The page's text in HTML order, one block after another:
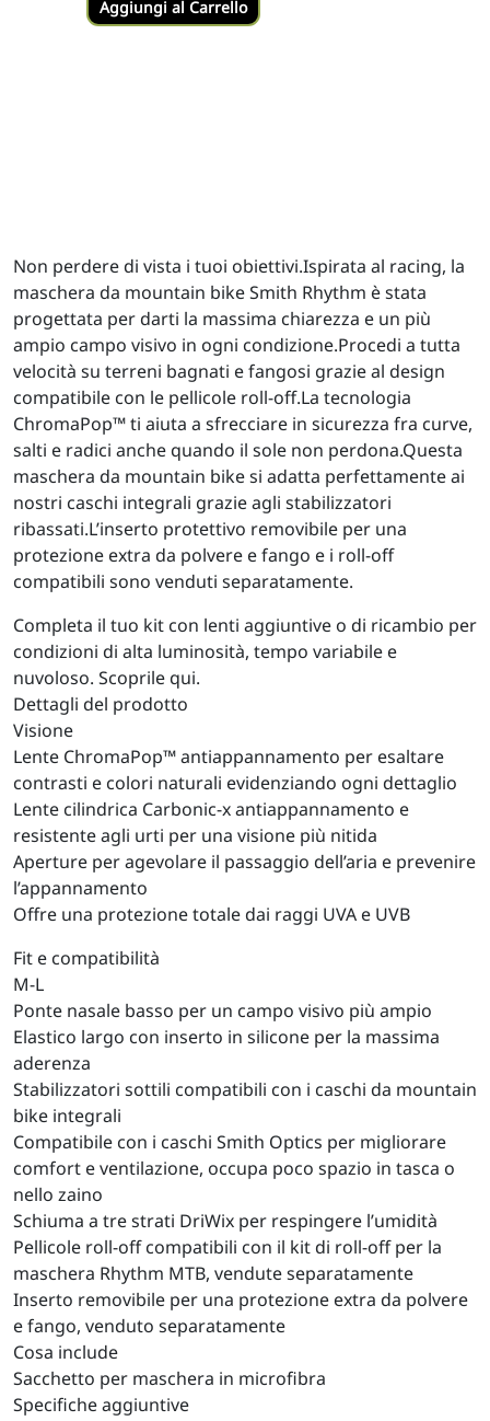
Aggiungi al Carrello
Non perdere di vista i tuoi obiettivi.Ispirata al racing, la
maschera da mountain bike Smith Rhythm è stata
progettata per darti la massima chiarezza e un più
ampio campo visivo in ogni condizione.Procedi a tutta
velocità su terreni bagnati e fangosi grazie al design
compatibile con le pellicole roll-off.La tecnologia
ChromaPop™ ti aiuta a sfrecciare in sicurezza fra curve,
salti e radici anche quando il sole non perdona.Questa
maschera da mountain bike si adatta perfettamente ai
nostri caschi integrali grazie agli stabilizzatori
ribassati.L’inserto protettivo removibile per una
protezione extra da polvere e fango e i roll-off
compatibili sono venduti separatamente.
Completa il tuo kit con lenti aggiuntive o di ricambio per
condizioni di alta luminosità, tempo variabile e
nuvoloso. Scoprile qui.
Dettagli del prodotto
Visione
Lente ChromaPop™ antiappannamento per esaltare
contrasti e colori naturali evidenziando ogni dettaglio
Lente cilindrica Carbonic-x antiappannamento e
resistente agli urti per una visione più nitida
Aperture per agevolare il passaggio dell’aria e prevenire
l’appannamento
Offre una protezione totale dai raggi UVA e UVB
Fit e compatibilità
M-L
Ponte nasale basso per un campo visivo più ampio
Elastico largo con inserto in silicone per la massima
aderenza
Stabilizzatori sottili compatibili con i caschi da mountain
bike integrali
Compatibile con i caschi Smith Optics per migliorare
comfort e ventilazione, occupa poco spazio in tasca o
nello zaino
Schiuma a tre strati DriWix per respingere l’umidità
Pellicole roll-off compatibili con il kit di roll-off per la
maschera Rhythm MTB, vendute separatamente
Inserto removibile per una protezione extra da polvere
e fango, venduto separatamente
Cosa include
Sacchetto per maschera in microfibra
Specifiche aggiuntive